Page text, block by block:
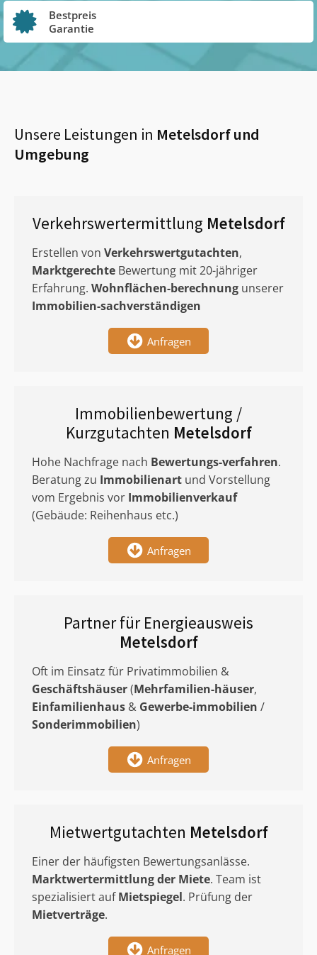
Bestpreis
Garantie
Unsere Leistungen in Metelsdorfund
Umgebung
Verkehrswertermittlung Metelsdorf
Erstellen von Verkehrswertgutachten,
Marktgerechte Bewertung mit 20-jähriger
Erfahrung. Wohnflächen-berechnung unserer
Immobilien-sachverständigen
Anfragen
Immobilienbewertung /
Kurzgutachten Metelsdorf
Hohe Nachfrage nach Bewertungs-verfahren.
Beratung zu Immobilienart und Vorstellung
vom Ergebnis vor Immobilienverkauf
(Gebäude: Reihenhaus etc.)
Anfragen
Partner für Energieausweis
Metelsdorf
Oft im Einsatz für Privatimmobilien &
Geschäftshäuser(Mehrfamilien-häuser,
Einfamilienhaus & Gewerbe-immobilien /
Sonderimmobilien)
Anfragen
Mietwertgutachten Metelsdorf
Einer der häufigsten Bewertungsanlässe.
Marktwertermittlungder Miete. Team ist
spezialisiert aufMietspiegel. Prüfung der
Mietverträge.
Anfragen